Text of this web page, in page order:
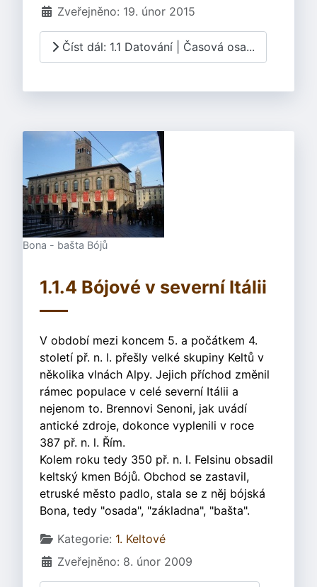
Zveřejněno: 19. únor 2015
Číst dál: 1.1 Datování | Časová osa...
Bona - bašta Bójů
1.1.4 Bójové v severní Itálii
V období mezi koncem 5. a počátkem 4.
století př. n. l. přešly velké skupiny Keltů v
několika vlnách Alpy. Jejich příchod změnil
rámec populace v celé severní Itálii a
nejenom to. Brennovi Senoni, jak uvádí
antické zdroje, dokonce vyplenili v roce
387 př. n. l. Řím.
Kolem roku tedy 350 př. n. l. Felsinu obsadil
keltský kmen Bójů. Obchod se zastavil,
etruské město padlo, stala se z něj bójská
Bona, tedy "osada", "základna", "bašta".
Základní údaje
Kategorie: 1. Keltové
Zveřejněno: 8. únor 2009